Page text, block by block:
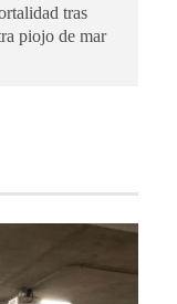
tras
piojo de mar